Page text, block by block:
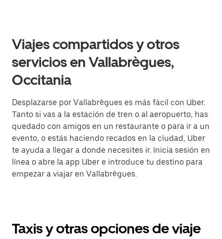
Viajes compartidos y otros
servicios en Vallabrègues,
Occitania
Desplazarse por Vallabrègues es más fácil con Uber.
Tanto si vas a la estación de tren o al aeropuerto, has
quedado con amigos en un restaurante o para ir a un
evento, o estás haciendo recados en la ciudad, Uber
te ayuda a llegar a donde necesites ir. Inicia sesión en
línea o abre la app Uber e introduce tu destino para
empezar a viajar en Vallabrègues.
Taxis y otras opciones de viaje